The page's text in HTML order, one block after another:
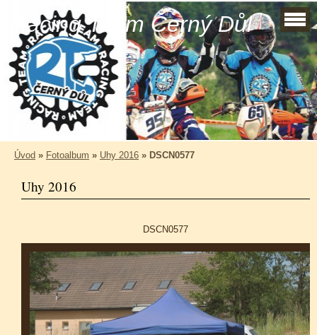
Racing Team Černý Důl
Úvod » Fotoalbum » Uhy 2016 » DSCN0577
Uhy 2016
DSCN0577